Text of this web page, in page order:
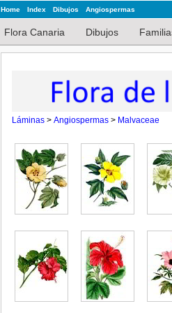
Home Index Dibujos Angiospermas
Flora Canaria Dibujos
Láminas > Angiospermas > Malvaceae